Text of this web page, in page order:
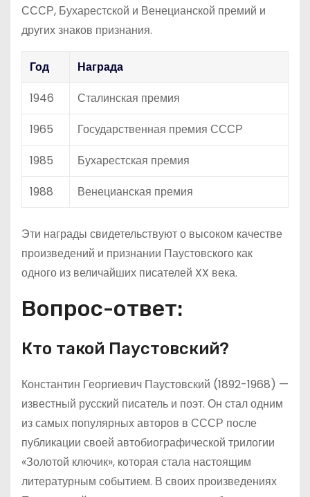
СССР, Бухарестской и Венецианской премий и
других знаков признания.
Год
Награда
1946
Сталинская премия
1965
Государственная премия СССР
1985
Бухарестская премия
1988
Венецианская премия
Эти награды свидетельствуют о высоком качестве
произведений и признании Паустовского как
одного из величайших писателей XX века.
Вопрос-ответ:
Кто такой Паустовский?
Константин Георгиевич Паустовский (1892-1968) —
известный русский писатель и поэт. Он стал одним
из самых популярных авторов в СССР после
публикации своей автобиографической трилогии
«Золотой ключик», которая стала настоящим
литературным событием. В своих произведениях